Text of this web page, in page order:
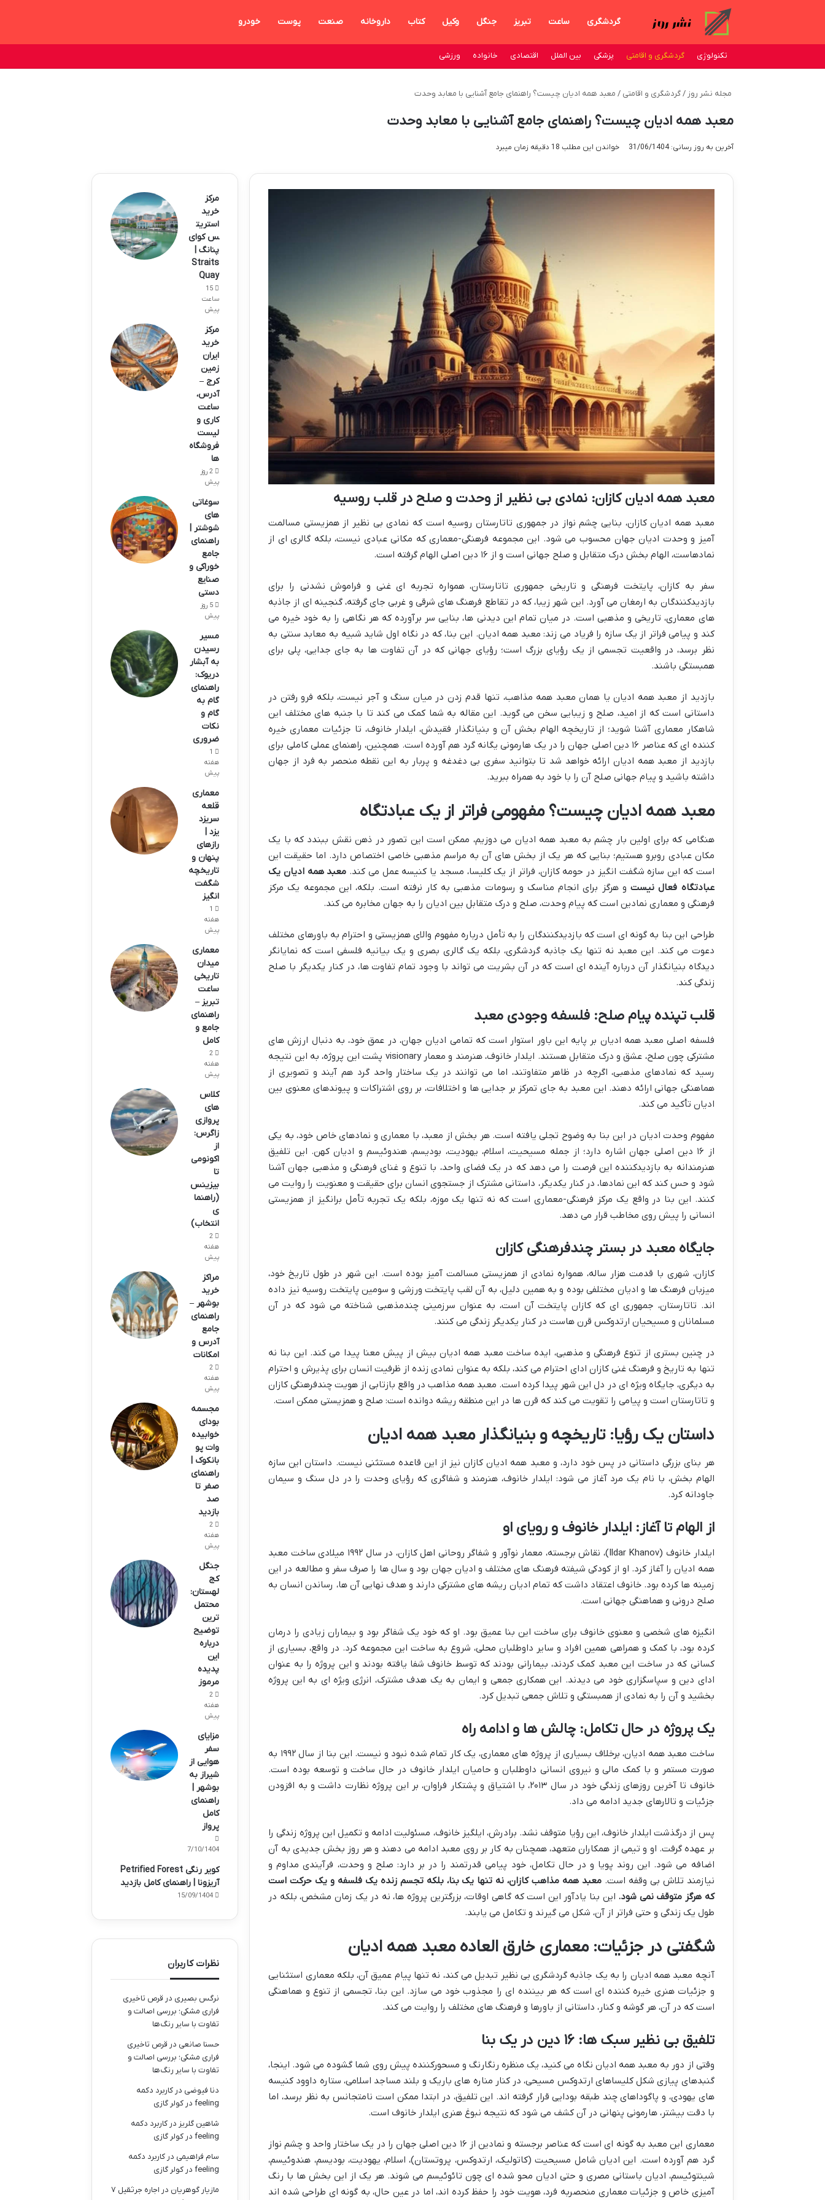
گردشگری ساعت تبریز جنگل وکیل کتاب داروخانه صنعت پوست خودرو
تکنولوژی گردشگری و اقامتی پزشکی بین الملل اقتصادی خانواده ورزشی
مجله نشر روز / گردشگری و اقامتی / معبد همه ادیان چیست؟ راهنمای جامع آشنایی با معابد وحدت
معبد همه ادیان چیست؟ راهنمای جامع آشنایی با معابد وحدت
آخرین به روز رسانی: 31/06/1404 خواندن این مطلب 18 دقیقه زمان میبرد
معبد همه ادیان کازان: نمادی بی نظیر از وحدت و صلح در قلب روسیه
معبد همه ادیان کازان، بنایی چشم نواز در جمهوری تاتارستان روسیه است که نمادی بی نظیر از همزیستی مسالمت
آمیز و وحدت ادیان جهان محسوب می شود. این مجموعه فرهنگی-معماری که مکانی عبادی نیست، بلکه گالری ای از
نمادهاست، الهام بخش درک متقابل و صلح جهانی است و از ۱۶ دین اصلی الهام گرفته است.
سفر به کازان، پایتخت فرهنگی و تاریخی جمهوری تاتارستان، همواره تجربه ای غنی و فراموش نشدنی را برای
بازدیدکنندگان به ارمغان می آورد. این شهر زیبا، که در تقاطع فرهنگ های شرقی و غربی جای گرفته، گنجینه ای از جاذبه
های معماری، تاریخی و مذهبی است. در میان تمام این دیدنی ها، بنایی سر برآورده که هر نگاهی را به خود خیره می
کند و پیامی فراتر از یک سازه را فریاد می زند: معبد همه ادیان. این بنا، که در نگاه اول شاید شبیه به معابد سنتی به
نظر برسد، در واقعیت تجسمی از یک رؤیای بزرگ است؛ رؤیای جهانی که در آن تفاوت ها به جای جدایی، پلی برای
همبستگی باشند.
بازدید از معبد همه ادیان یا همان معبد همه مذاهب، تنها قدم زدن در میان سنگ و آجر نیست، بلکه فرو رفتن در
داستانی است که از امید، صلح و زیبایی سخن می گوید. این مقاله به شما کمک می کند تا با جنبه های مختلف این
شاهکار معماری آشنا شوید؛ از تاریخچه الهام بخش آن و بنیانگذار فقیدش، ایلدار خانوف، تا جزئیات معماری خیره
کننده ای که عناصر ۱۶ دین اصلی جهان را در یک هارمونی یگانه گرد هم آورده است. همچنین، راهنمای عملی کاملی برای
بازدید از معبد همه ادیان ارائه خواهد شد تا بتوانید سفری بی دغدغه و پربار به این نقطه منحصر به فرد از جهان
داشته باشید و پیام جهانی صلح آن را با خود به همراه ببرید.
معبد همه ادیان چیست؟ مفهومی فراتر از یک عبادتگاه
هنگامی که برای اولین بار چشم به معبد همه ادیان می دوزیم، ممکن است این تصور در ذهن نقش ببندد که با یک
مکان عبادی روبرو هستیم؛ بنایی که هر یک از بخش های آن به مراسم مذهبی خاصی اختصاص دارد. اما حقیقت این
است که این سازه شگفت انگیز در حومه کازان، فراتر از یک کلیسا، مسجد یا کنیسه عمل می کند. معبد همه ادیان یک
عبادتگاه فعال نیستو هرگز برای انجام مناسک و رسومات مذهبی به کار نرفته است. بلکه، این مجموعه یک مرکز
فرهنگی و معماری نمادین است که پیام وحدت، صلح و درک متقابل بین ادیان را به جهان مخابره می کند.
طراحی این بنا به گونه ای است که بازدیدکنندگان را به تأمل درباره مفهوم والای همزیستی و احترام به باورهای مختلف
دعوت می کند. این معبد نه تنها یک جاذبه گردشگری، بلکه یک گالری بصری و یک بیانیه فلسفی است که نمایانگر
دیدگاه بنیانگذار آن درباره آینده ای است که در آن بشریت می تواند با وجود تمام تفاوت ها، در کنار یکدیگر با صلح
زندگی کند.
قلب تپنده پیام صلح: فلسفه وجودی معبد
فلسفه اصلی معبد همه ادیان بر پایه این باور استوار است که تمامی ادیان جهان، در عمق خود، به دنبال ارزش های
مشترکی چون صلح، عشق و درک متقابل هستند. ایلدار خانوف، هنرمند و معمار visionary پشت این پروژه، به این نتیجه
رسید که نمادهای مذهبی، اگرچه در ظاهر متفاوتند، اما می توانند در یک ساختار واحد گرد هم آیند و تصویری از
هماهنگی جهانی ارائه دهند. این معبد به جای تمرکز بر جدایی ها و اختلافات، بر روی اشتراکات و پیوندهای معنوی بین
ادیان تأکید می کند.
مفهوم وحدت ادیان در این بنا به وضوح تجلی یافته است. هر بخش از معبد، با معماری و نمادهای خاص خود، به یکی
از ۱۶ دین اصلی جهان اشاره دارد؛ از جمله مسیحیت، اسلام، یهودیت، بودیسم، هندوئیسم و ادیان کهن. این تلفیق
هنرمندانه به بازدیدکننده این فرصت را می دهد که در یک فضای واحد، با تنوع و غنای فرهنگی و مذهبی جهان آشنا
شود و حس کند که این نمادها، در کنار یکدیگر، داستانی مشترک از جستجوی انسان برای حقیقت و معنویت را روایت می
کنند. این بنا در واقع یک مرکز فرهنگی-معماری است که نه تنها یک موزه، بلکه یک تجربه تأمل برانگیز از همزیستی
انسانی را پیش روی مخاطب قرار می دهد.
جایگاه معبد در بستر چندفرهنگی کازان
کازان، شهری با قدمت هزار ساله، همواره نمادی از همزیستی مسالمت آمیز بوده است. این شهر در طول تاریخ خود،
میزبان فرهنگ ها و ادیان مختلفی بوده و به همین دلیل، به آن لقب پایتخت ورزشی و سومین پایتخت روسیه نیز داده
اند. تاتارستان، جمهوری ای که کازان پایتخت آن است، به عنوان سرزمینی چندمذهبی شناخته می شود که در آن
مسلمانان و مسیحیان ارتدوکس قرن هاست در کنار یکدیگر زندگی می کنند.
در چنین بستری از تنوع فرهنگی و مذهبی، ایده ساخت معبد همه ادیان بیش از پیش معنا پیدا می کند. این بنا نه
تنها به تاریخ و فرهنگ غنی کازان ادای احترام می کند، بلکه به عنوان نمادی زنده از ظرفیت انسان برای پذیرش و احترام
به دیگری، جایگاه ویژه ای در دل این شهر پیدا کرده است. معبد همه مذاهب در واقع بازتابی از هویت چندفرهنگی کازان
و تاتارستان است و پیامی را تقویت می کند که قرن ها در این منطقه ریشه دوانده است: صلح و همزیستی ممکن است.
داستان یک رؤیا: تاریخچه و بنیانگذار معبد همه ادیان
هر بنای بزرگی داستانی در پس خود دارد، و معبد همه ادیان کازان نیز از این قاعده مستثنی نیست. داستان این سازه
الهام بخش، با نام یک مرد آغاز می شود: ایلدار خانوف، هنرمند و شفاگری که رؤیای وحدت را در دل سنگ و سیمان
جاودانه کرد.
از الهام تا آغاز: ایلدار خانوف و رویای او
ایلدار خانوف (Ildar Khanov)، نقاش برجسته، معمار نوآور و شفاگر روحانی اهل کازان، در سال ۱۹۹۲ میلادی ساخت معبد
همه ادیان را آغاز کرد. او از کودکی شیفته فرهنگ های مختلف و ادیان جهان بود و سال ها را صرف سفر و مطالعه در این
زمینه ها کرده بود. خانوف اعتقاد داشت که تمام ادیان ریشه های مشترکی دارند و هدف نهایی آن ها، رساندن انسان به
صلح درونی و هماهنگی جهانی است.
انگیزه های شخصی و معنوی خانوف برای ساخت این بنا عمیق بود. او که خود یک شفاگر بود و بیماران زیادی را درمان
کرده بود، با کمک و همراهی همین افراد و سایر داوطلبان محلی، شروع به ساخت این مجموعه کرد. در واقع، بسیاری از
کسانی که در ساخت این معبد کمک کردند، بیمارانی بودند که توسط خانوف شفا یافته بودند و این پروژه را به عنوان
ادای دین و سپاسگزاری خود می دیدند. این همکاری جمعی و ایمان به یک هدف مشترک، انرژی ویژه ای به این پروژه
بخشید و آن را به نمادی از همبستگی و تلاش جمعی تبدیل کرد.
یک پروژه در حال تکامل: چالش ها و ادامه راه
ساخت معبد همه ادیان، برخلاف بسیاری از پروژه های معماری، یک کار تمام شده نبود و نیست. این بنا از سال ۱۹۹۲ به
صورت مستمر و با کمک مالی و نیروی انسانی داوطلبان و حامیان ایلدار خانوف در حال ساخت و توسعه بوده است.
خانوف تا آخرین روزهای زندگی خود در سال ۲۰۱۳، با اشتیاق و پشتکار فراوان، بر این پروژه نظارت داشت و به افزودن
جزئیات و تالارهای جدید ادامه می داد.
پس از درگذشت ایلدار خانوف، این رؤیا متوقف نشد. برادرش، ایلگیز خانوف، مسئولیت ادامه و تکمیل این پروژه زندگی را
بر عهده گرفت. او و تیمی از همکاران متعهد، همچنان به کار بر روی معبد ادامه می دهند و هر روز بخش جدیدی به آن
اضافه می شود. این روند پویا و در حال تکامل، خود پیامی قدرتمند را در بر دارد: صلح و وحدت، فرآیندی مداوم و
نیازمند تلاش بی وقفه است.معبد همه مذاهب کازان، نه تنها یک بنا، بلکه تجسم زنده یک فلسفه و یک حرکت است
که هرگز متوقف نمی شود. این بنا یادآور این است که گاهی اوقات، بزرگترین پروژه ها، نه در یک زمان مشخص، بلکه در
طول یک زندگی و حتی فراتر از آن، شکل می گیرند و تکامل می یابند.
شگفتی در جزئیات: معماری خارق العاده معبد همه ادیان
آنچه معبد همه ادیان را به یک جاذبه گردشگری بی نظیر تبدیل می کند، نه تنها پیام عمیق آن، بلکه معماری استثنایی
و جزئیات هنری خیره کننده ای است که هر بیننده ای را مجذوب خود می سازد. این بنا، تجسمی از تنوع و هماهنگی
است که در آن، هر گوشه و کنار، داستانی از باورها و فرهنگ های مختلف را روایت می کند.
تلفیق بی نظیر سبک ها: ۱۶ دین در یک بنا
وقتی از دور به معبد همه ادیان نگاه می کنید، یک منظره رنگارنگ و مسحورکننده پیش روی شما گشوده می شود. اینجا،
گنبدهای پیازی شکل کلیساهای ارتدوکس مسیحی، در کنار مناره های باریک و بلند مساجد اسلامی، ستاره داوود کنیسه
های یهودی، و پاگوداهای چند طبقه بودایی قرار گرفته اند. این تلفیق، در ابتدا ممکن است نامتجانس به نظر برسد، اما
با دقت بیشتر، هارمونی پنهانی در آن کشف می شود که نتیجه نبوغ هنری ایلدار خانوف است.
معماری این معبد به گونه ای است که عناصر برجسته و نمادین از ۱۶ دین اصلی جهان را در یک ساختار واحد و چشم نواز
گرد هم آورده است. این ادیان شامل مسیحیت (کاتولیک، ارتدوکس، پروتستان)، اسلام، یهودیت، بودیسم، هندوئیسم،
شینتوئیسم، ادیان باستانی مصری و حتی ادیان محو شده ای چون تائوئیسم می شوند. هر یک از این بخش ها با رنگ
آمیزی خاص و جزئیات معماری منحصربه فرد، هویت خود را حفظ کرده اند، اما در عین حال، به گونه ای طراحی شده اند
مرکز
خرید
استریت
س کوای
پنانگ |
Straits
Quay
15
ساعت
پیش
مرکز
خرید
ایران
زمین
کرج –
آدرس،
ساعت
کاری و
لیست
فروشگاه
ها
2 روز
پیش
سوغاتی
های
شوشتر |
راهنمای
جامع
خوراکی و
صنایع
دستی
5 روز
پیش
مسیر
رسیدن
به آبشار
دریوک:
راهنمای
گام به
گام و
نکات
ضروری
1
هفته
پیش
معماری
قلعه
سریزد
یزد |
رازهای
پنهان و
تاریخچه
شگفت
انگیز
1
هفته
پیش
معماری
میدان
تاریخی
ساعت
تبریز –
راهنمای
جامع و
کامل
2
هفته
پیش
کلاس
های
پروازی
زاگرس:
از
اکونومی
تا
بیزینس
(راهنما
ی
انتخاب)
2
هفته
پیش
مراکز
خرید
بوشهر –
راهنمای
جامع
آدرس و
امکانات
2
هفته
پیش
مجسمه
بودای
خوابیده
وات پو
بانکوک |
راهنمای
صفر تا
صد
بازدید
2
هفته
پیش
جنگل
کج
لهستان:
محتمل
ترین
توضیح
درباره
این
پدیده
مرموز
2
هفته
پیش
مزایای
سفر
هوایی از
شیراز به
بوشهر |
راهنمای
کامل
پرواز
07/10/1404
کویر رنگی Petrified Forest
آریزونا | راهنمای کامل بازدید
15/09/1404
نظرات کاربران
نرگس بصیری در قرص تاخیری
فراری مشکی؛ بررسی اصالت و
تفاوت با سایر رنگ‌ها
حسنا صانعی در قرص تاخیری
فراری مشکی؛ بررسی اصالت و
تفاوت با سایر رنگ‌ها
دنا فیوضی در کاربرد دکمه
feeling در کولر گازی
شاهین گلریز در کاربرد دکمه
feeling در کولر گازی
سام فراهیمی در کاربرد دکمه
feeling در کولر گازی
مازیار گوهریان در
اجاره جرثقیل ۷